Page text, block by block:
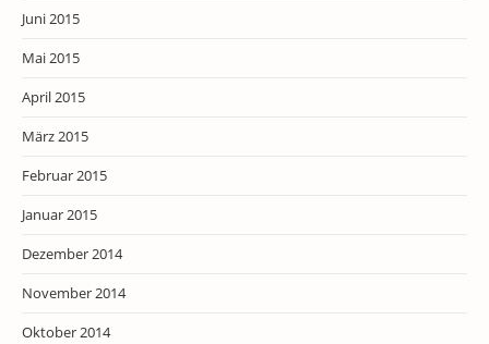
Juni 2015
Mai 2015
April 2015
März 2015
Februar 2015
Januar 2015
Dezember 2014
November 2014
Oktober 2014